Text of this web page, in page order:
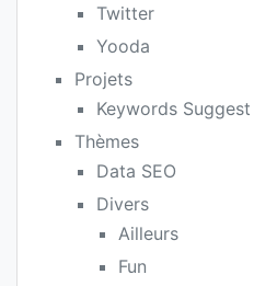
Twitter
Yooda
Projets
Keywords Suggest
Thèmes
Data SEO
Divers
Ailleurs
Fun